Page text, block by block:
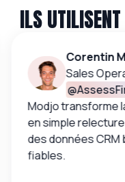
ILS
Corentin
Sales
@
Modjo transforme
en simple
des données CRM
fiables.